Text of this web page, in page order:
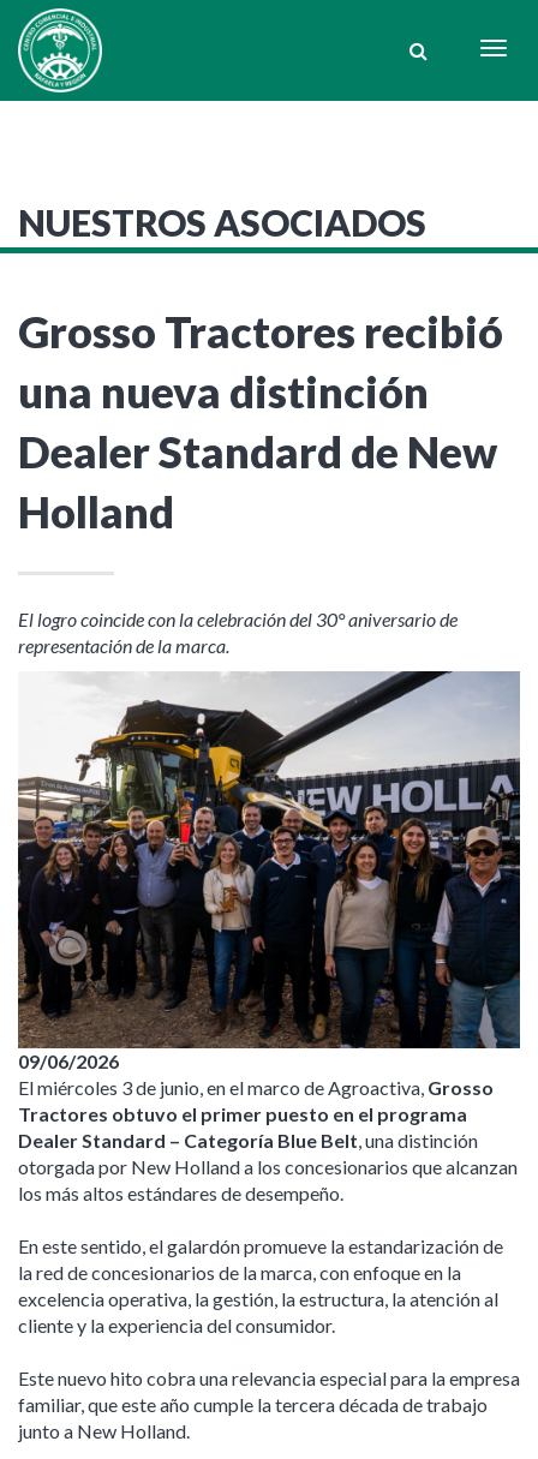
NUESTROS ASOCIADOS
Grosso Tractores recibió
una nueva distinción
Dealer Standard de New
Holland
El logro coincide con la celebración del 30° aniversario de
representación de la marca.
09/06/2026
El miércoles 3 de junio, en el marco de Agroactiva, Grosso
Tractores obtuvo el primer puesto en el programa
Dealer Standard – Categoría Blue Belt , una distinción
otorgada por New Holland a los concesionarios que alcanzan
los más altos estándares de desempeño.
En este sentido, el galardón promueve la estandarización de
la red de concesionarios de la marca, con enfoque en la
excelencia operativa, la gestión, la estructura, la atención al
cliente y la experiencia del consumidor.
Este nuevo hito cobra una relevancia especial para la empresa
familiar, que este año cumple la tercera década de trabajo
junto a New Holland.